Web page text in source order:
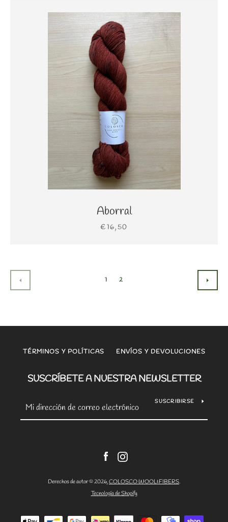
Aborral
€16,50
1 2
TÉRMINOS Y POLÍTICAS ENVÍOS Y DEVOLUCIONES
SUSCRÍBETE A NUESTRA NEWSLETTER
SUSCRIBIRSE
FacebookInstagram
Derechos de autor © 2026,COLOSCO WOOL&FIBERS.
Tecnología de Shopify
Métodos